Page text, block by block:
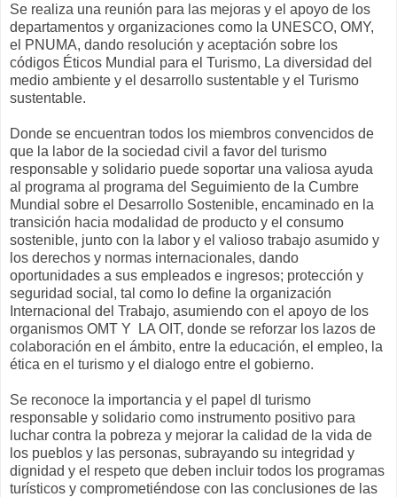
Se realiza una reunión para las mejoras y el apoyo de los
departamentos y organizaciones como la UNESCO, OMY,
el PNUMA, dando resolución y aceptación sobre los
códigos Éticos Mundial para el Turismo, La diversidad del
medio ambiente y el desarrollo sustentable y el Turismo
sustentable.
Donde se encuentran todos los miembros convencidos de
que la labor de la sociedad civil a favor del turismo
responsable y solidario puede soportar una valiosa ayuda
al programa al programa del Seguimiento de la Cumbre
Mundial sobre el Desarrollo Sostenible, encaminado en la
transición hacia modalidad de producto y el consumo
sostenible, junto con la labor y el valioso trabajo asumido y
los derechos y normas internacionales, dando
oportunidades a sus empleados e ingresos; protección y
seguridad social, tal como lo define la organización
Internacional del Trabajo, asumiendo con el apoyo de los
organismos OMT Y LA OIT, donde se reforzar los lazos de
colaboración en el ámbito, entre la educación, el empleo, la
ética en el turismo y el dialogo entre el gobierno.
Se reconoce la importancia y el papel dl turismo
responsable y solidario como instrumento positivo para
luchar contra la pobreza y mejorar la calidad de la vida de
los pueblos y las personas, subrayando su integridad y
dignidad y el respeto que deben incluir todos los programas
turísticos y comprometiéndose con las conclusiones de las